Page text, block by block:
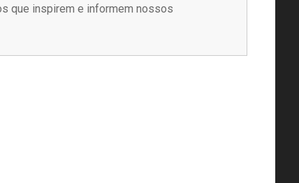
que inspirem e informem nossos